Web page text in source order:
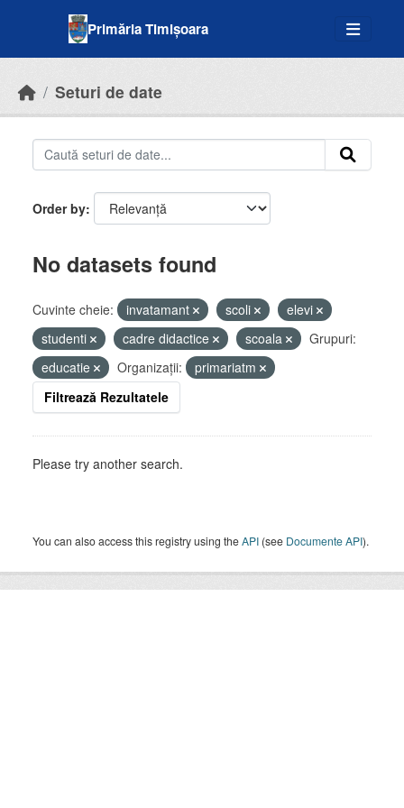
Primăria Timișoara
Seturi de date
Order by
No datasets found
Cuvinte cheie: invatamant scoli
elevi
studenti
cadre didactice scoala
Grupuri:
educatie
Organizații:
primariatm
Filtrează Rezultatele
Please try another search.
You can also access this registry using theAPI (see Documente API).